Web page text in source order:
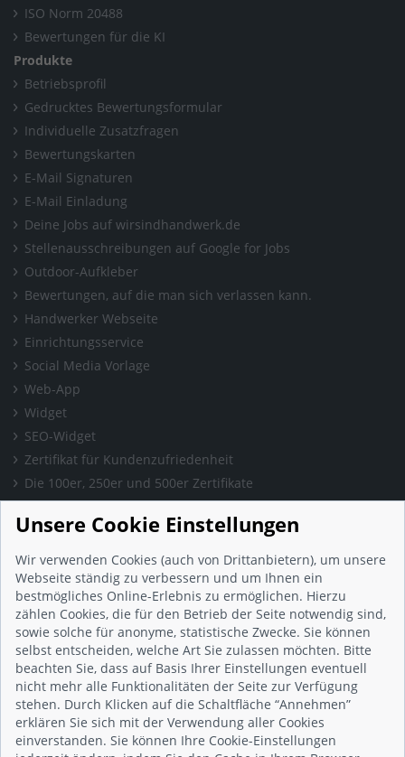
ISO Norm 20488
Bewertungen für die KI
Produkte
Betriebsprofil
Gedrucktes Bewertungsformular
Individuelle Zusatzfragen
Bewertungskarten
E-Mail Signaturen
E-Mail Einladung
Deine Jobs auf wirsindhandwerk.de
Stellenausschreibungen auf Google for Jobs
Outdoor-Aufkleber
Bewertungen, auf die man sich verlassen kann.
Handwerker Webseite
Einrichtungsservice
Social Media Vorlage
Web-App
Widget
SEO-Widget
Zertifikat für Kundenzufriedenheit
Die 100er, 250er und 500er Zertifikate
Presse & Wissen
Presse und Informationen
Blog
Häufig gestellte Fragen (FAQ)
Studie: Digitalisierungsbarometer
Initiative gegen Fake-Bewertungen
Kunden Informationen
Beratungsgespräch vereinbaren
Impressum
Datenschutz
AGB
Unsere Cookie Einstellungen
Wir verwenden Cookies (auch von Drittanbietern), um unsere
Webseite ständig zu verbessern und um Ihnen ein
bestmögliches Online-Erlebnis zu ermöglichen. Hierzu
zählen Cookies, die für den Betrieb der Seite notwendig sind,
sowie solche für anonyme, statistische Zwecke. Sie können
selbst entscheiden, welche Art Sie zulassen möchten. Bitte
beachten Sie, dass auf Basis Ihrer Einstellungen eventuell
nicht mehr alle Funktionalitäten der Seite zur Verfügung
stehen. Durch Klicken auf die Schaltfläche “Annehmen”
erklären Sie sich mit der Verwendung aller Cookies
einverstanden. Sie können Ihre Cookie-Einstellungen